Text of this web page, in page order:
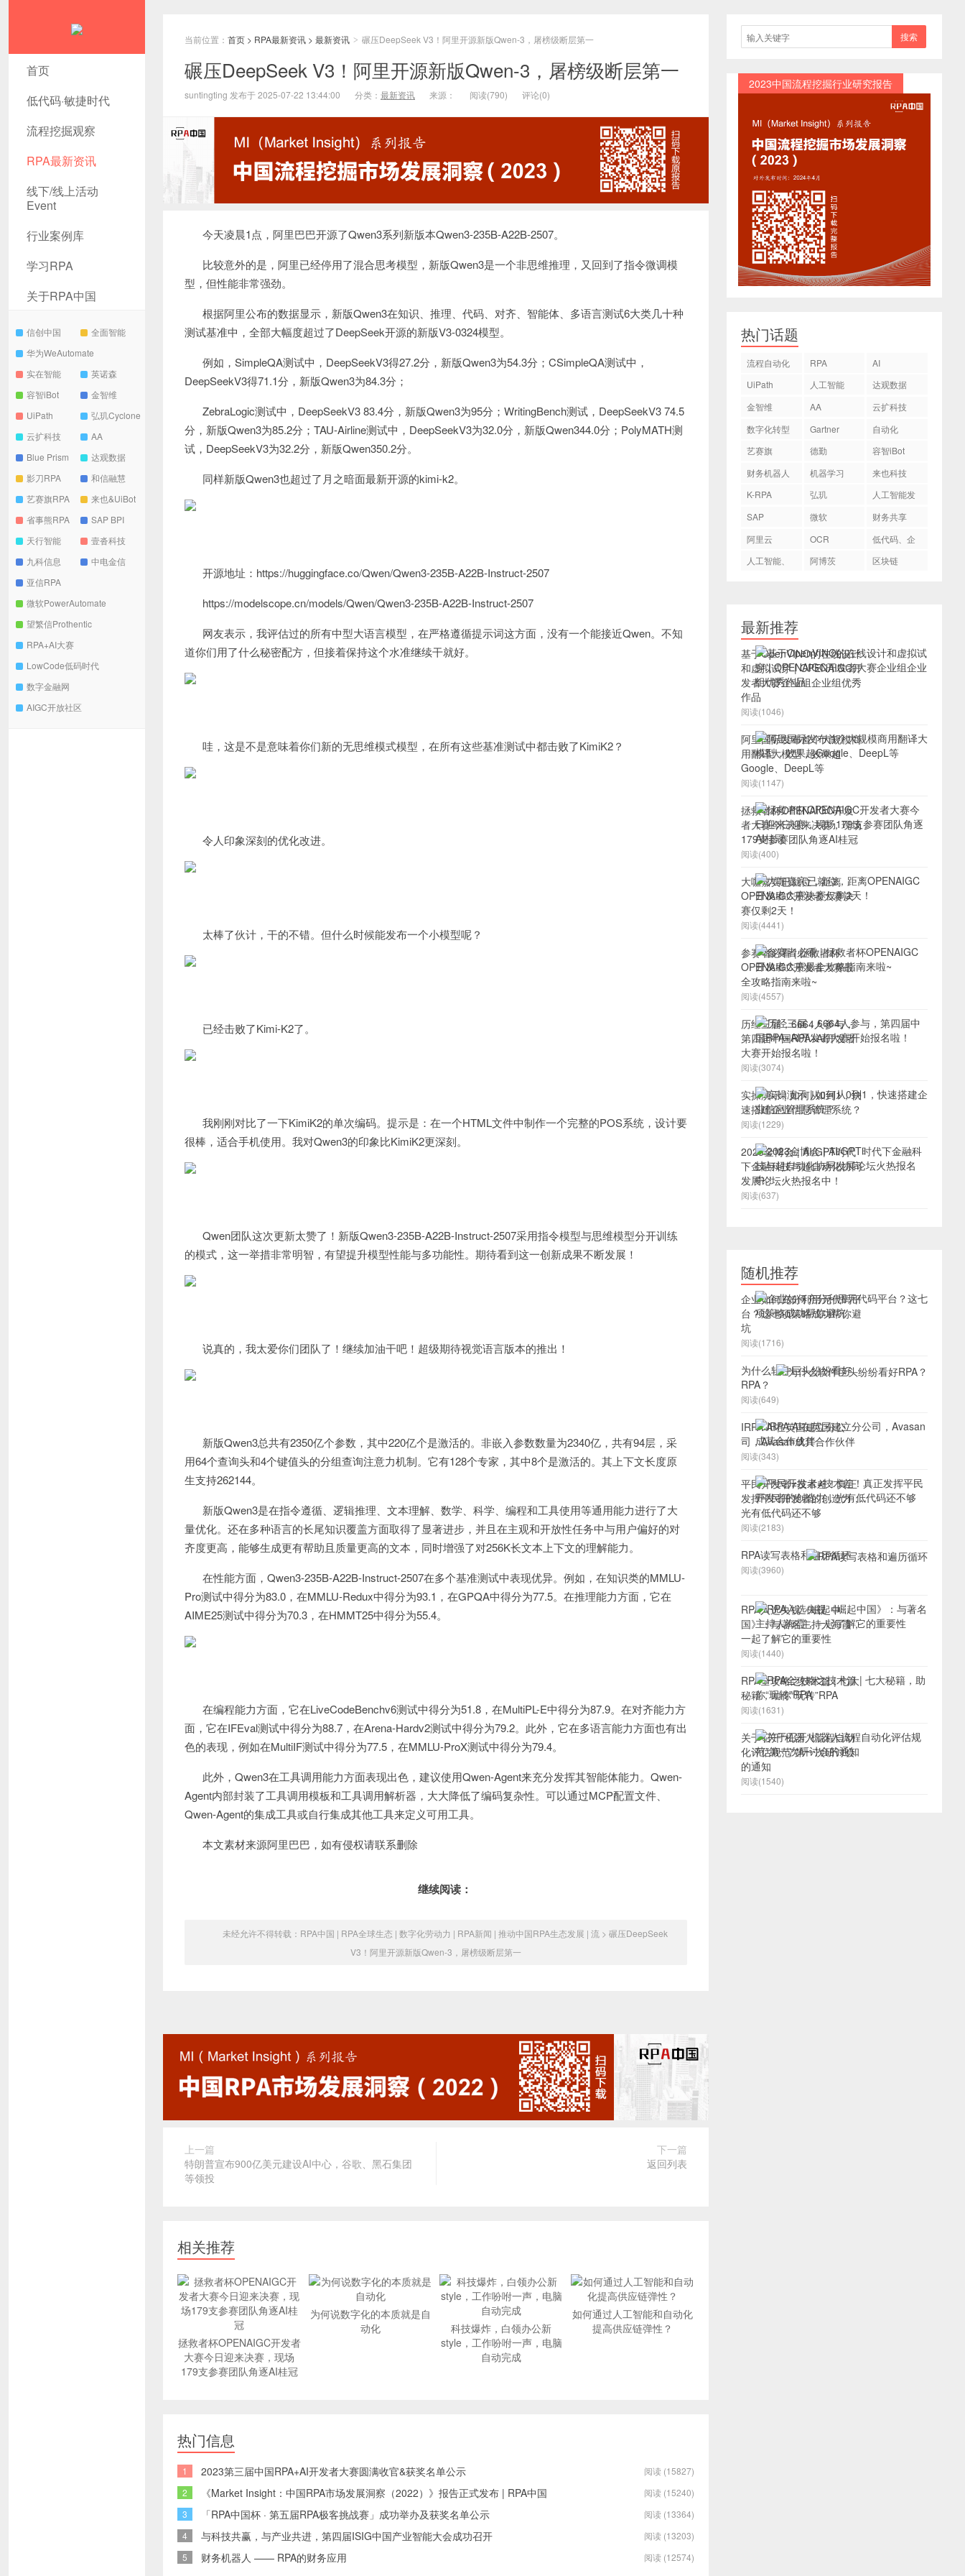
首页
低代码·敏捷时代
流程挖掘观察
RPA最新资讯
线下/线上活动
Event
行业案例库
学习RPA
关于RPA中国
信创中国
全面智能
华为WeAutomate
实在智能
英诺森
容智iBot
金智维
UiPath
弘玑Cyclone
云扩科技
AA
Blue Prism
达观数据
影刀RPA
和信融慧
艺赛旗RPA
来也&UiBot
省事熊RPA
SAP BPI
天行智能
壹沓科技
九科信息
中电金信
亚信RPA
微软PowerAutomate
望繁信Prothentic
RPA+AI大赛
LowCode低码时代
数字金融网
AIGC开放社区
当前位置： 首页 > RPA最新资讯 > 最新资讯 > 碾压DeepSeek V3！阿里开源新版Qwen-3，屠榜级断层第一
碾压DeepSeek V3！阿里开源新版Qwen-3，屠榜级断层第一
suntingting 发布于 2025-07-22 13:44:00 分类： 最新资讯 来源： 阅读(790) 评论(0)
今天凌晨1点，阿里巴巴开源了Qwen3系列新版本Qwen3-235B-A22B-2507。
比较意外的是，阿里已经停用了混合思考模型，新版Qwen3是一个非思维推理，又回到了指令微调模
型，但性能非常强劲。
根据阿里公布的数据显示，新版Qwen3在知识、推理、代码、对齐、智能体、多语言测试6大类几十种
测试基准中，全部大幅度超过了DeepSeek开源的新版V3-0324模型。
例如，SimpleQA测试中，DeepSeekV3得27.2分，新版Qwen3为54.3分；CSimpleQA测试中，
DeepSeekV3得71.1分，新版Qwen3为84.3分；
ZebraLogic测试中，DeepSeekV3 83.4分，新版Qwen3为95分；WritingBench测试，DeepSeekV3 74.5
分，新版Qwen3为85.2分；TAU-Airline测试中，DeepSeekV3为32.0分，新版Qwen344.0分；PolyMATH测
试，DeepSeekV3为32.2分，新版Qwen350.2分。
同样新版Qwen3也超过了月之暗面最新开源的kimi-k2。
开源地址：https://huggingface.co/Qwen/Qwen3-235B-A22B-Instruct-2507
https://modelscope.cn/models/Qwen/Qwen3-235B-A22B-Instruct-2507
网友表示，我评估过的所有中型大语言模型，在严格遵循提示词这方面，没有一个能接近Qwen。不知
道你们用了什么秘密配方，但接着保持这个水准继续干就好。
哇，这是不是意味着你们新的无思维模式模型，在所有这些基准测试中都击败了KimiK2？
令人印象深刻的优化改进。
太棒了伙计，干的不错。但什么时候能发布一个小模型呢？
已经击败了Kimi-K2了。
我刚刚对比了一下KimiK2的单次编码。提示是：在一个HTML文件中制作一个完整的POS系统，设计要
很棒，适合手机使用。我对Qwen3的印象比KimiK2更深刻。
Qwen团队这次更新太赞了！新版Qwen3-235B-A22B-Instruct-2507采用指令模型与思维模型分开训练
的模式，这一举措非常明智，有望提升模型性能与多功能性。期待看到这一创新成果不断发展！
说真的，我太爱你们团队了！继续加油干吧！超级期待视觉语言版本的推出！
新版Qwen3总共有2350亿个参数，其中220亿个是激活的。非嵌入参数数量为2340亿，共有94层，采
用64个查询头和4个键值头的分组查询注意力机制。它有128个专家，其中8个是激活的。其上下文长度原
生支持262144。
新版Qwen3是在指令遵循、逻辑推理、文本理解、数学、科学、编程和工具使用等通用能力进行了大
量优化。还在多种语言的长尾知识覆盖方面取得了显著进步，并且在主观和开放性任务中与用户偏好的对
齐度更高，能够生成更有帮助且质量更高的文本，同时增强了对256K长文本上下文的理解能力。
在性能方面，Qwen3-235B-A22B-Instruct-2507在多个基准测试中表现优异。例如，在知识类的MMLU-
Pro测试中得分为83.0，在MMLU-Redux中得分为93.1，在GPQA中得分为77.5。在推理能力方面，它在
AIME25测试中得分为70.3，在HMMT25中得分为55.4。
在编程能力方面，它在LiveCodeBenchv6测试中得分为51.8，在MultiPL-E中得分为87.9。在对齐能力方
面，它在IFEval测试中得分为88.7，在Arena-Hardv2测试中得分为79.2。此外，它在多语言能力方面也有出
色的表现，例如在MultiIF测试中得分为77.5，在MMLU-ProX测试中得分为79.4。
此外，Qwen3在工具调用能力方面表现出色，建议使用Qwen-Agent来充分发挥其智能体能力。Qwen-
Agent内部封装了工具调用模板和工具调用解析器，大大降低了编码复杂性。可以通过MCP配置文件、
Qwen-Agent的集成工具或自行集成其他工具来定义可用工具。
本文素材来源阿里巴巴，如有侵权请联系删除
继续阅读：
未经允许不得转载： RPA中国 | RPA全球生态 | 数字化劳动力 | RPA新闻 | 推动中国RPA生态发展 | 流 > 碾压DeepSeek
V3！阿里开源新版Qwen-3，屠榜级断层第一
上一篇
特朗普宣布900亿美元建设AI中心，谷歌、黑石集团
等领投
下一篇
返回列表
相关推荐
拯救者杯OPENAIGC开发者
大赛今日迎来决赛，现场
179支参赛团队角逐AI桂冠
为何说数字化的本质就是自
动化
科技爆炸，白领办公新
style，工作吩咐一声，电脑
自动完成
如何通过人工智能和自动化
提高供应链弹性？
热门信息
阅读 (15827)
1 2023第三届中国RPA+AI开发者大赛圆满收官&获奖名单公示
阅读 (15240)
2 《Market Insight：中国RPA市场发展洞察（2022）》报告正式发布 | RPA中国
阅读 (13364)
3 「RPA中国杯 · 第五届RPA极客挑战赛」成功举办及获奖名单公示
阅读 (13203)
4 与科技共赢，与产业共进，第四届ISIG中国产业智能大会成功召开
阅读 (12574)
5 财务机器人 —— RPA的财务应用
搜索
2023中国流程挖掘行业研究报告
热门话题
流程自动化 RPA
AI
UiPath
人工智能
达观数据
金智维
AA
云扩科技
数字化转型
Gartner
自动化
艺赛旗
德勤
容智iBot
财务机器人
机器学习
来也科技
K-RPA
弘玑
Cyclone
人工智能发
展
SAP 微软
财务共享
阿里云
OCR
低代码、企
业数字化转
人工智能、
阿博茨 区块链
最新推荐
基于OpenVINO的在线设计
和虚拟试穿 | OPENAIGC开
发者大赛企业组企业组优秀
作品
阅读(1046)
阿里国际发布首个大规模商
用翻译大模型，效果超
Google、DeepL等
阅读(1147)
拯救者杯OPENAIGC开发
者大赛今日迎来决赛，现场
179支参赛团队角逐AI桂冠
阅读(400)
大咖嘉宾已就位，距离
OPENAIGC开发者大赛决
赛仅剩2天！
阅读(4441)
参赛者必看 | 拯救者杯
OPENAIGC开发者大赛最
全攻略指南来啦~
阅读(4557)
历经三届，6664人参与，
第四届中国RPA+AI开发者
大赛开始报名啦！
阅读(3074)
实操演示 | 如何从0到1，快
速搭建企业信息管理系统？
阅读(1229)
2023金博会 | AI/GPT时代
下金融科技与超自动化协同
发展论坛火热报名中！
阅读(637)
随机推荐
企业如何充分利用无代码平
台？这七项策略成功帮你避
坑
阅读(1716)
为什么软件巨头纷纷看好
RPA？
阅读(649)
IRPA AI在英国建立分公
司，Avasan成其合作伙伴
阅读(343)
平民开发者≠技术差！真正
发挥平民开发者的创造力，
光有低代码还不够
阅读(2183)
RPA读写表格和遍历循环
阅读(3960)
RPA入选央视《崛起中
国》：与著名主持人海霞，
一起了解它的重要性
阅读(1440)
RPA全攻略之技术篇 | 七大
秘籍，助你“玩转”RPA
阅读(1631)
关于召开“机器人流程自动
化评估规范”第一次研讨会
的通知
阅读(1540)